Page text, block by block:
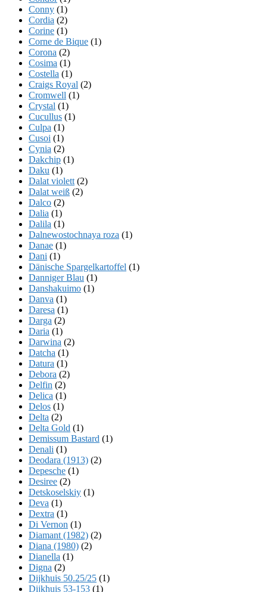
Conny (1)
Cordia (2)
Corine (1)
Corne de Bique (1)
Corona (2)
Cosima (1)
Costella (1)
Craigs Royal (2)
Cromwell (1)
Crystal (1)
Cucullus (1)
Culpa (1)
Cusoi (1)
Cynia (2)
Dakchip (1)
Daku (1)
Dalat violett (2)
Dalat weiß (2)
Dalco (2)
Dalia (1)
Dalila (1)
Dalnewostochnaya roza (1)
Danae (1)
Dani (1)
Dänische Spargelkartoffel (1)
Danniger Blau (1)
Danshakuimo (1)
Danva (1)
Daresa (1)
Darga (2)
Daria (1)
Darwina (2)
Datcha (1)
Datura (1)
Debora (2)
Delfin (2)
Delica (1)
Delos (1)
Delta (2)
Delta Gold (1)
Demissum Bastard (1)
Denali (1)
Deodara (1913) (2)
Depesche (1)
Desiree (2)
Detskoselskiy (1)
Deva (1)
Dextra (1)
Di Vernon (1)
Diamant (1982) (2)
Diana (1980) (2)
Dianella (1)
Digna (2)
Dijkhuis 50.25/25 (1)
Dijkhuis 53-153 (1)